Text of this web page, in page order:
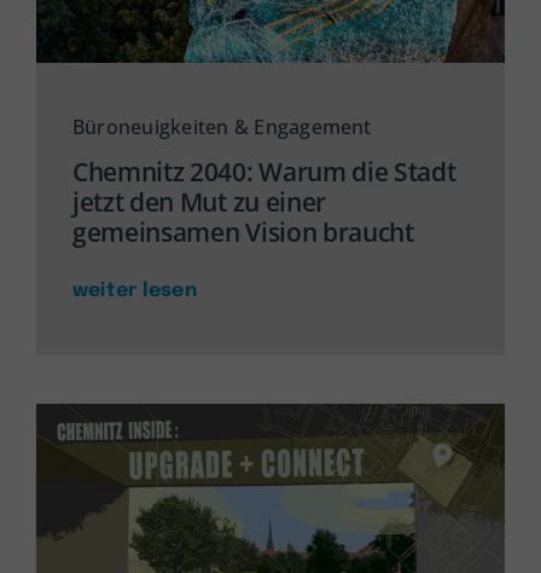
Büroneuigkeiten & Engagement
Chemnitz 2040: Warum die Stadt
jetzt den Mut zu einer
gemeinsamen Vision braucht
weiter lesen